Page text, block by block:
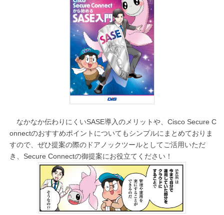
なかなか伝わりにくいSASE導入のメリットや、Cisco Secure C
onnectのおすすめポイントについてもシンプルにまとめておりま
すので、ぜひ提案の際のドアノックツールとしてご活用いただ
き、Secure Connectの御提案にお役立てください！